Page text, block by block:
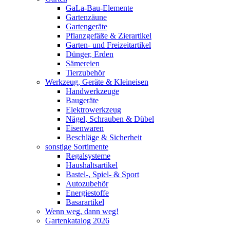
GaLa-Bau-Elemente
Gartenzäune
Gartengeräte
Pflanzgefäße & Zierartikel
Garten- und Freizeitartikel
Dünger, Erden
Sämereien
Tierzubehör
Werkzeug, Geräte & Kleineisen
Handwerkzeuge
Baugeräte
Elektrowerkzeug
Nägel, Schrauben & Dübel
Eisenwaren
Beschläge & Sicherheit
sonstige Sortimente
Regalsysteme
Haushaltsartikel
Bastel-, Spiel- & Sport
Autozubehör
Energiestoffe
Basarartikel
Wenn weg, dann weg!
Gartenkatalog 2026